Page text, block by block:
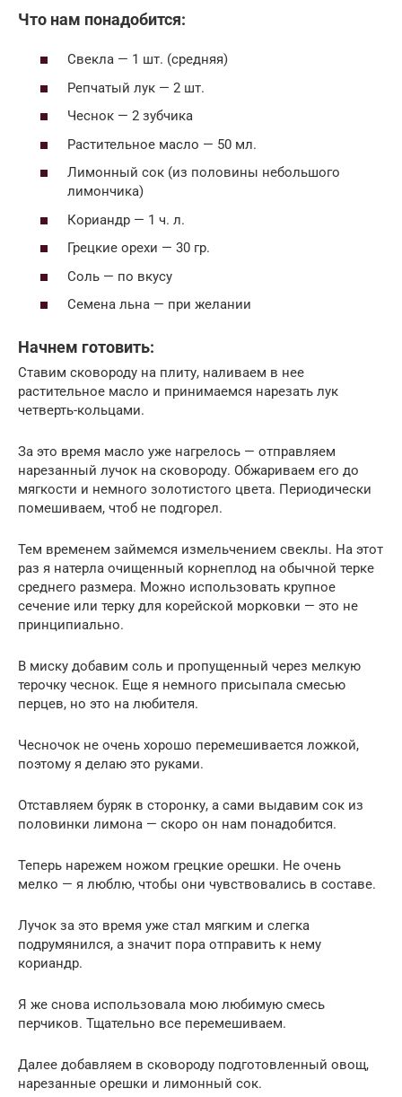
Что нам понадобится:
Свекла — 1 шт. (средняя)
Репчатый лук — 2 шт.
Чеснок — 2 зубчика
Растительное масло — 50 мл.
Лимонный сок (из половины небольшого
лимончика)
Кориандр — 1 ч. л.
Грецкие орехи — 30 гр.
Соль — по вкусу
Семена льна — при желании
Начнем готовить:
Ставим сковороду на плиту, наливаем в нее
растительное масло и принимаемся нарезать лук
четверть-кольцами.
За это время масло уже нагрелось — отправляем
нарезанный лучок на сковороду. Обжариваем его до
мягкости и немного золотистого цвета. Периодически
помешиваем, чтоб не подгорел.
Тем временем займемся измельчением свеклы. На этот
раз я натерла очищенный корнеплод на обычной терке
среднего размера. Можно использовать крупное
сечение или терку для корейской морковки — это не
принципиально.
В миску добавим соль и пропущенный через мелкую
терочку чеснок. Еще я немного присыпала смесью
перцев, но это на любителя.
Чесночок не очень хорошо перемешивается ложкой,
поэтому я делаю это руками.
Отставляем буряк в сторонку, а сами выдавим сок из
половинки лимона — скоро он нам понадобится.
Теперь нарежем ножом грецкие орешки. Не очень
мелко — я люблю, чтобы они чувствовались в составе.
Лучок за это время уже стал мягким и слегка
подрумянился, а значит пора отправить к нему
кориандр.
Я же снова использовала мою любимую смесь
перчиков. Тщательно все перемешиваем.
Далее добавляем в сковороду подготовленный овощ,
нарезанные орешки и лимонный сок.